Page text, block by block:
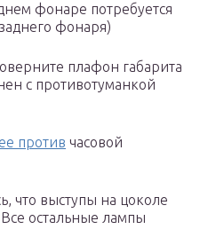
фонаре потребуется
фонаря)
плафон габарита
с противотуманкой
против часовой
что выступы на цоколе
остальные лампы